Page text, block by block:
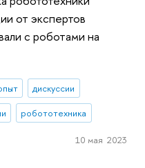
от экспертов
с роботами на
дискуссии
робототехника
10 мая 2023